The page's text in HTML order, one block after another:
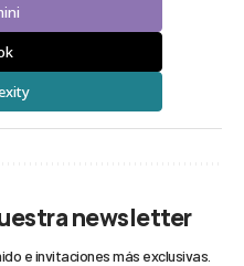
newsletter
e invitaciones más exclusivas.